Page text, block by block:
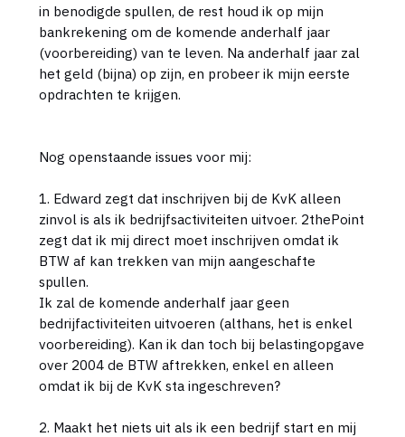
in benodigde spullen, de rest houd ik op mijn
bankrekening om de komende anderhalf jaar
(voorbereiding) van te leven. Na anderhalf jaar zal
het geld (bijna) op zijn, en probeer ik mijn eerste
opdrachten te krijgen.
Nog openstaande issues voor mij:
1. Edward zegt dat inschrijven bij de KvK alleen
zinvol is als ik bedrijfsactiviteiten uitvoer. 2thePoint
zegt dat ik mij direct moet inschrijven omdat ik
BTW af kan trekken van mijn aangeschafte
spullen.
Ik zal de komende anderhalf jaar geen
bedrijfactiviteiten uitvoeren (althans, het is enkel
voorbereiding). Kan ik dan toch bij belastingopgave
over 2004 de BTW aftrekken, enkel en alleen
omdat ik bij de KvK sta ingeschreven?
2. Maakt het niets uit als ik een bedrijf start en mij